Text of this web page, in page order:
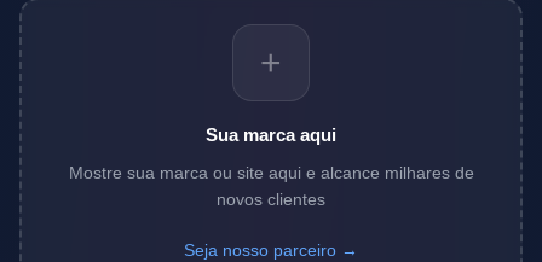
+
Sua marca aqui
Mostre sua marca ou site aqui e alcance milhares de
novos clientes
Seja nosso parceiro →